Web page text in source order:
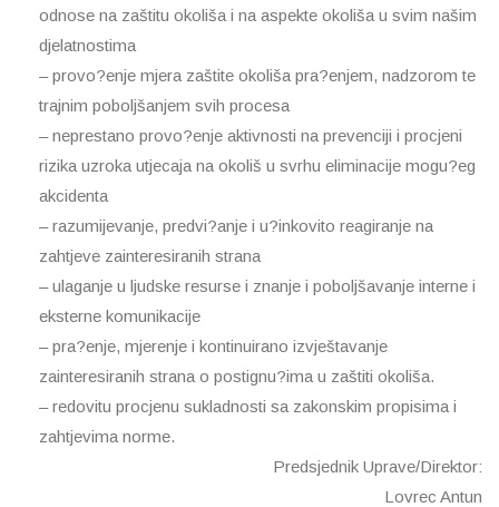
odnose na zaštitu okoliša i na aspekte okoliša u svim našim
djelatnostima
– provo?enje mjera zaštite okoliša pra?enjem, nadzorom te
trajnim poboljšanjem svih procesa
– neprestano provo?enje aktivnosti na prevenciji i procjeni
rizika uzroka utjecaja na okoliš u svrhu eliminacije mogu?eg
akcidenta
– razumijevanje, predvi?anje i u?inkovito reagiranje na
zahtjeve zainteresiranih strana
– ulaganje u ljudske resurse i znanje i poboljšavanje interne i
eksterne komunikacije
– pra?enje, mjerenje i kontinuirano izvještavanje
zainteresiranih strana o postignu?ima u zaštiti okoliša.
– redovitu procjenu sukladnosti sa zakonskim propisima i
zahtjevima norme.
Predsjednik Uprave/Direktor:
Lovrec Antun